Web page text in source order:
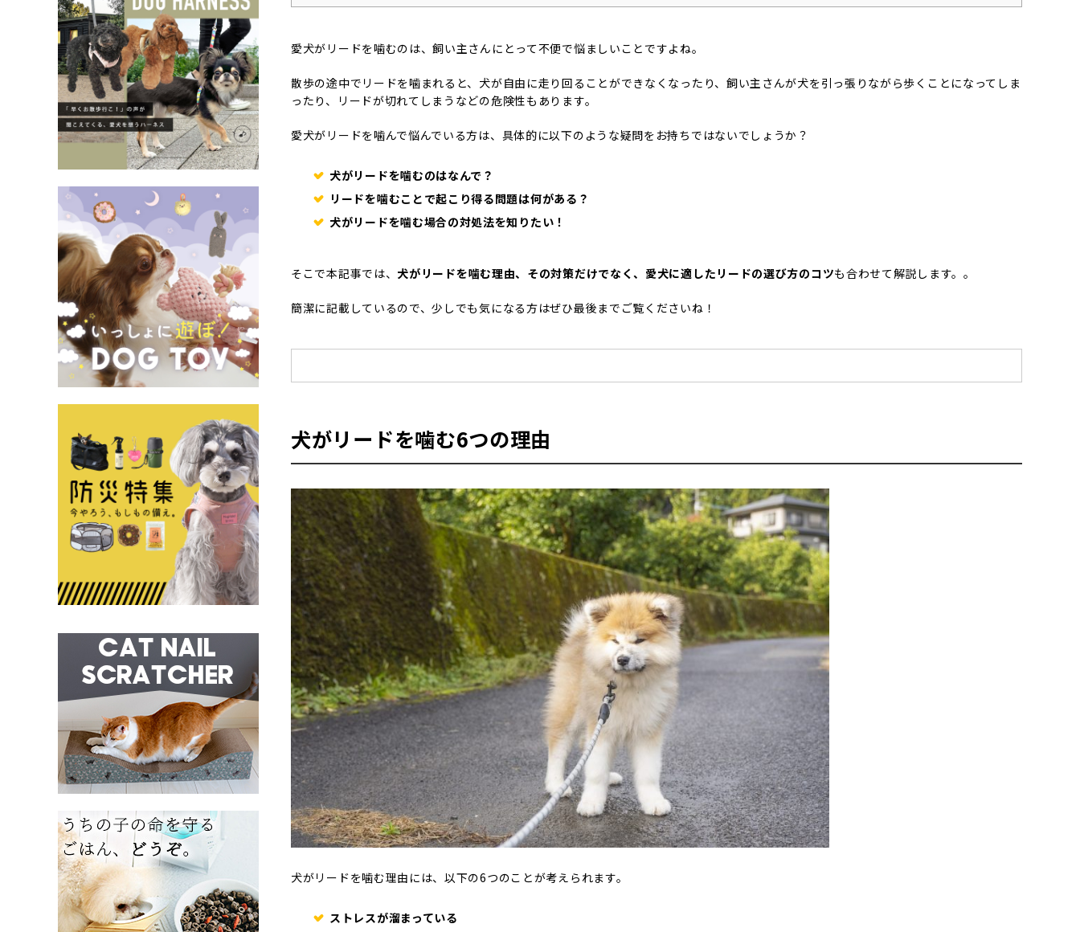
愛犬がリードを噛むのは、飼い主さんにとって不便で悩ましいことですよね。
散歩の途中でリードを噛まれると、犬が自由に走り回ることができなくなったり、飼い主さんが犬を引っ張りながら歩くことになってしま
ったり、リードが切れてしまうなどの危険性もあります。
愛犬がリードを噛んで悩んでいる方は、具体的に以下のような疑問をお持ちではないでしょうか？
犬がリードを噛むのはなんで？
リードを噛むことで起こり得る問題は何がある？
犬がリードを噛む場合の対処法を知りたい！
そこで本記事では、 犬がリードを噛む理由、その対策だけでなく、愛犬に適したリードの選び方のコツも合わせて解説します。。
簡潔に記載しているので、少しでも気になる方はぜひ最後までご覧くださいね！
犬がリードを噛む6つの理由
犬がリードを噛む理由には、以下の6つのことが考えられます。
ストレスが溜まっている